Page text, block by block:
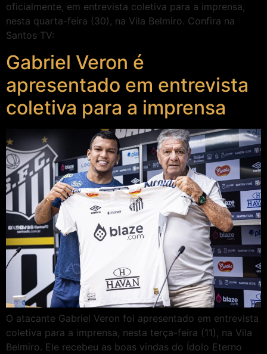
oficialmente, em entrevista coletiva para a imprensa,
nesta quarta-feira (30), na Vila Belmiro. Confira na
Santos TV:
Gabriel Veron é
apresentado em entrevista
coletiva para a imprensa
O atacante Gabriel Veron foi apresentado em entrevista
coletiva para a imprensa, nesta terça-feira (11), na Vila
Belmiro. Ele recebeu as boas vindas do Ídolo Eterno